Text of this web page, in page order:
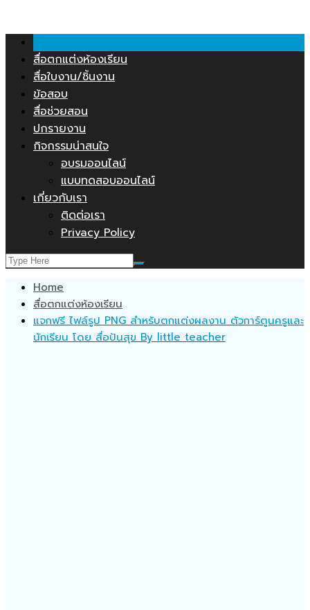
content
สื่อตกแต่งห้องเรียน
สื่อใบงาน/ชิ้นงาน
ข้อสอบ
สื่อช่วยสอน
ปกรายงาน
กิจกรรมน่าสนใจ
อบรมออนไลน์
แบบทดสอบออนไลน์
เกี่ยวกับเรา
ติดต่อเรา
Privacy Policy
Home
สื่อตกแต่งห้องเรียน
แจกฟรี ไฟล์รูป PNG สำหรับตกแต่งผลงาน ตัวการ์ตูนครูและ
นักเรียน โดย สื่อปันสุข By little teacher